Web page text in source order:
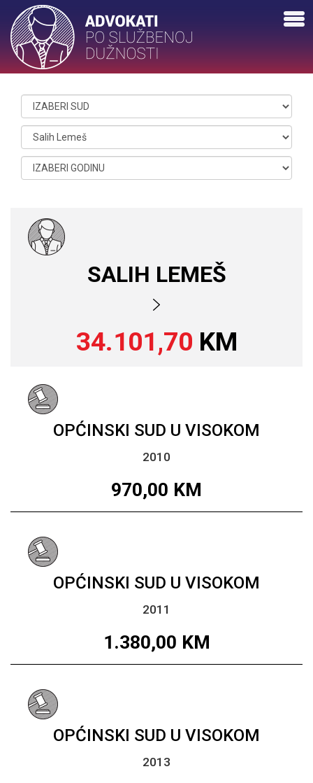
SALIH LEMEŠ
34.101,70 KM
OPĆINSKI SUD U VISOKOM
2010
970,00 KM
OPĆINSKI SUD U VISOKOM
2011
1.380,00 KM
OPĆINSKI SUD U VISOKOM
2013